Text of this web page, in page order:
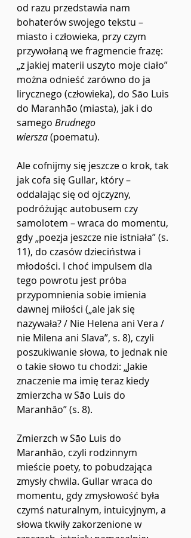
od razu przedstawia nam
bohaterów swojego tekstu –
miasto i człowieka, przy czym
przywołaną we fragmencie frazę:
„z jakiej materii uszyto moje ciało”
można odnieść zarówno do ja
lirycznego (człowieka), do Sāo Luis
do Maranhāo (miasta), jak i do
samego Brudnego
wiersza (poematu).
Ale cofnijmy się jeszcze o krok, tak
jak cofa się Gullar, który –
oddalając się od ojczyzny,
podróżując autobusem czy
samolotem – wraca do momentu,
gdy „poezja jeszcze nie istniała”(s.
11), do czasów dzieciństwa i
młodości. I choć impulsem dla
tego powrotu jest próba
przypomnienia sobie imienia
dawnej miłości („ale jak się
nazywała? / Nie Helena ani Vera /
nie Milena ani Slava”, s. 8), czyli
poszukiwanie słowa, to jednak nie
o takie słowo tu chodzi: „Jakie
znaczenie ma imię teraz kiedy
zmierzcha w Sāo Luis do
Maranhāo” (s. 8).
Zmierzch w Sāo Luis do
Maranhāo, czyli rodzinnym
mieście poety, to pobudzająca
zmysły chwila. Gullar wraca do
momentu, gdy zmysłowość była
czymś naturalnym, intuicyjnym, a
słowa tkwiły zakorzenione w